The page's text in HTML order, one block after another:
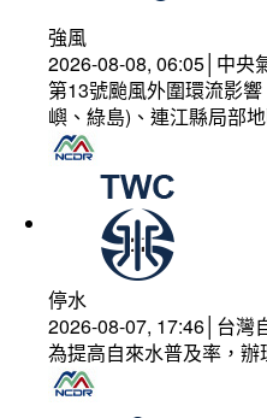
強風
2026-08-08, 06:05│中央
第13號颱風外圍環流影
嶼、綠島)、連江縣局部
停水
2026-08-07, 17:46│台灣
為提高自來水普及率，